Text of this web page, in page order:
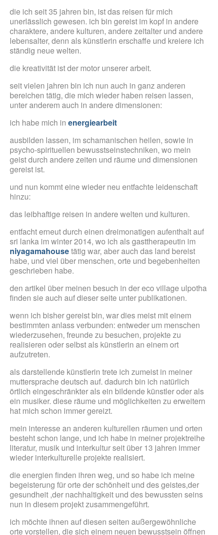
die ich seit 35 jahren bin, ist das reisen für mich
unerlässlich gewesen. ich bin gereist im kopf in andere
charaktere, andere kulturen, andere zeitalter und andere
lebensalter, denn als künstlerin erschaffe und kreiere ich
ständig neue welten.
die kreativität ist der motor unserer arbeit.
seit vielen jahren bin ich nun auch in ganz anderen
bereichen tätig, die mich wieder haben reisen lassen,
unter anderem auch in andere dimensionen:
ich habe mich in energiearbeit
ausbilden lassen, im schamanischen heilen, sowie in
psycho-spirituellen bewusstseinstechniken, wo mein
geist durch andere zeiten und räume und dimensionen
gereist ist.
und nun kommt eine wieder neu entfachte leidenschaft
hinzu:
das leibhaftige reisen in andere welten und kulturen.
entfacht erneut durch einen dreimonatigen aufenthalt auf
sri lanka im winter 2014, wo ich als gasttherapeutin im
niyagamahousetätig war, aber auch das land bereist
habe, und viel über menschen, orte und begebenheiten
geschrieben habe.
den artikel über meinen besuch in der eco village ulpotha
finden sie auch auf dieser seite unter publikationen.
wenn ich bisher gereist bin, war dies meist mit einem
bestimmten anlass verbunden: entweder um menschen
wiederzusehen, freunde zu besuchen, projekte zu
realisieren oder selbst als künstlerin an einem ort
aufzutreten.
als darstellende künstlerin trete ich zumeist in meiner
muttersprache deutsch auf. dadurch bin ich natürlich
örtlich eingeschränkter als ein bildende künstler oder als
ein musiker. diese räume und möglichkeiten zu erweitern
hat mich schon immer gereizt.
mein interesse an anderen kulturellen räumen und orten
besteht schon lange, und ich habe in meiner projektreihe
literatur, musik und interkultur seit über 13 jahren immer
wieder interkulturelle projekte realisiert.
die energien finden ihren weg, und so habe ich meine
begeisterung für orte der schönheit und des geistes,der
gesundheit ,der nachhaltigkeit und des bewussten seins
nun in diesem projekt zusammengeführt.
ich möchte ihnen auf diesen seiten außergewöhnliche
orte vorstellen, die sich einem neuen bewusstsein öffnen